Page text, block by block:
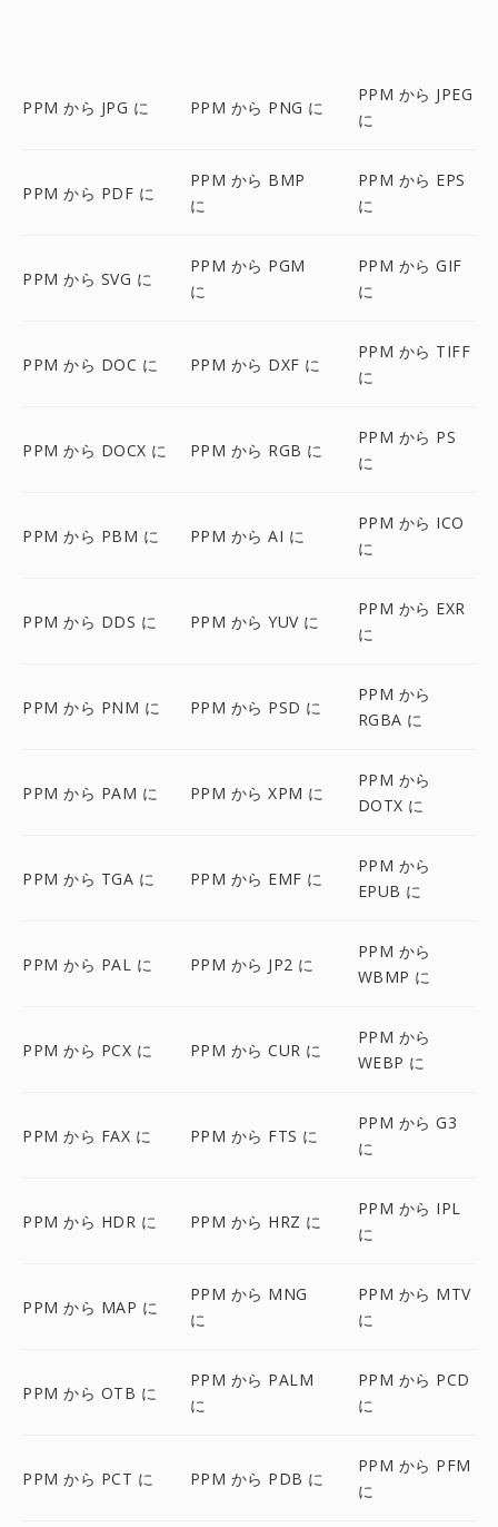
PPM から JPG に PPM から PNG に
PPM から JPEG
に
PPM から PDF に
PPM から BMP
に
PPM から EPS
に
PPM から SVG に
PPM から PGM
に
PPM から GIF
に
PPM から DOC に PPM から DXF に
PPM から TIFF
に
PPM から DOCX に PPM から RGB に
PPM から PS
に
PPM から PBM に PPM から AI に
PPM から ICO
に
PPM から DDS に PPM から YUV に
PPM から EXR
に
PPM から PNM に PPM から PSD に
PPM から
RGBA に
PPM から PAM に PPM から XPM に
PPM から
DOTX に
PPM から TGA に PPM から EMF に
PPM から
EPUB に
PPM から PAL に PPM から JP2 に
PPM から
WBMP に
PPM から PCX に PPM から CUR に
PPM から
WEBP に
PPM から FAX に PPM から FTS に
PPM から G3
に
PPM から HDR に PPM から HRZ に
PPM から IPL
に
PPM から MAP に
PPM から MNG
に
PPM から MTV
に
PPM から OTB に
PPM から PALM
に
PPM から PCD
に
PPM から PCT に PPM から PDB に
PPM から PFM
に